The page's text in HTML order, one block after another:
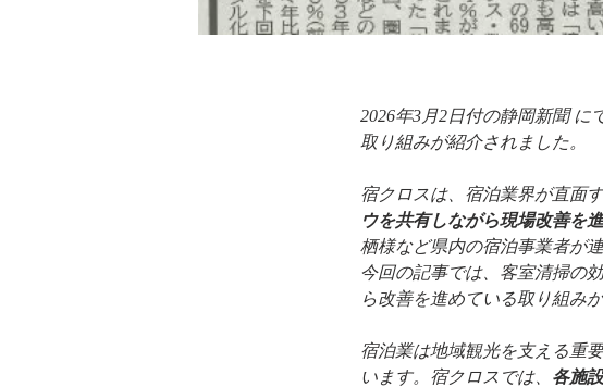
2026年3月2日付の静岡新聞
取り組みが紹介されました。
宿クロスは、宿泊業界が直面
ウを共有しながら現場改善を
栖様など県内の宿泊事業者が
今回の記事では、客室清掃の
ら改善を進めている取り組み
宿泊業は地域観光を支える重
います。宿クロスでは、 各施